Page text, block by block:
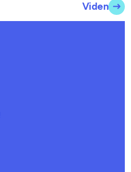
Viden